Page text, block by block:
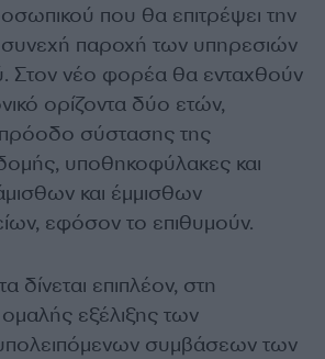
που θα επιτρέψει την
συνεχή παροχή των υπηρεσιών
Στον νέο φορέα θα ενταχθούν
ορίζοντα δύο ετών,
σύστασης της
υποθηκοφύλακες και
και έμμισθων
εφόσον το επιθυμούν.
δίνεται επιπλέον, στη
εξέλιξης των
συμβάσεων των